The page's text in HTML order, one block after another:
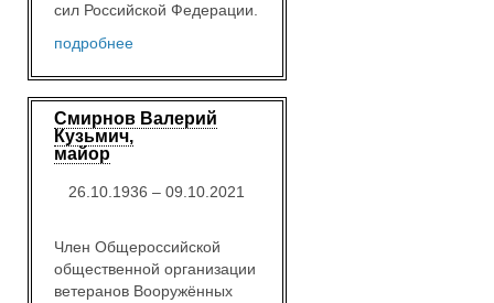
сил Российской Федерации.
подробнее
Смирнов Валерий
Кузьмич,
майор
26.10.1936 – 09.10.2021
Член Общероссийской
общественной организации
ветеранов Вооружённых